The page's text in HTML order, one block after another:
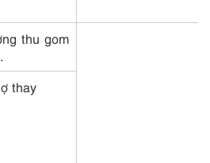
thu gom
thay